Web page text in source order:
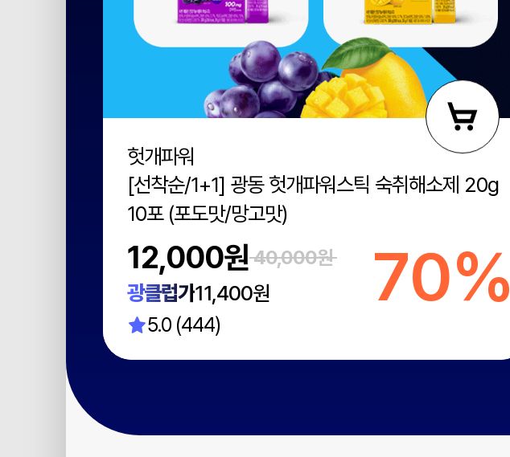
헛개파워
[선착순/1+1] 광동 헛개파워스틱 숙취해소제 20g
10포 (포도맛/망고맛)
12,000원 40,000원
광클럽가11,400원 70%
5.0 (444)